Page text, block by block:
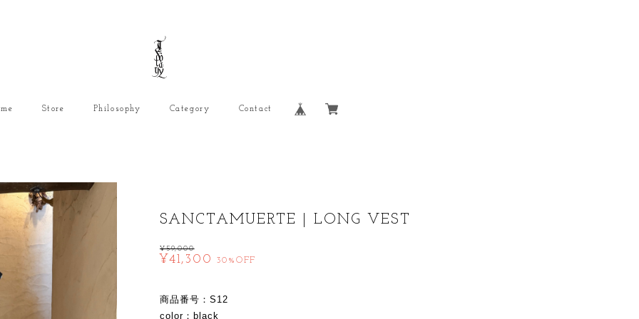
Store Philosophy Category Contact
SANCTAMUERTE | LONG VEST
¥59,000
¥41,300 30%OFF
商品番号：S12
color：black